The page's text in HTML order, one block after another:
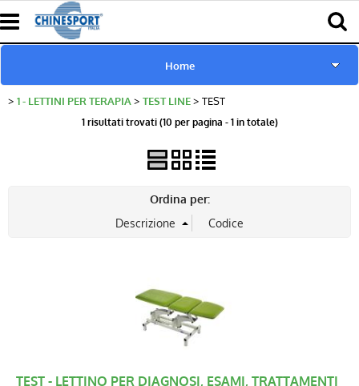
Home
www.chinesport.de
www.chinesport.fr
Catalogo Prodotti Chinesport
Richiesta consulenza
1 - LETTINI PER TERAPIA TEST LINE TEST
1 risultati trovati (10 per pagina - 1 in totale)
Ordina per:
TEST - LETTINO PER DIAGNOSI, ESAMI, TRATTAMENTI